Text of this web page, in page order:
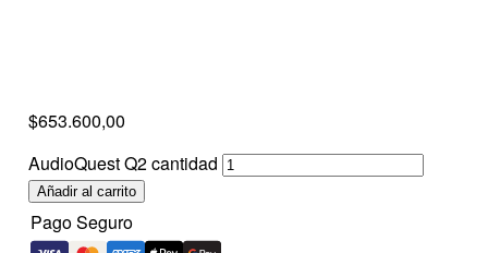
$653.600,00
AudioQuest Q2 cantidad
Añadir al carrito
Pago Seguro